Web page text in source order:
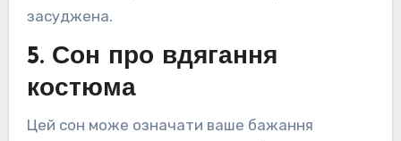
засуджена.
5. Сон про вдягання
костюма
Цей сон може означати ваше бажання